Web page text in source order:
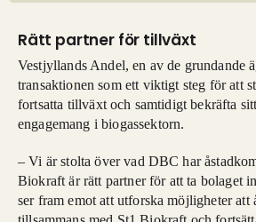
Rätt partner för tillväxt
Vestjyllands Andel, en av de grundande
transaktionen som ett viktigt steg för att
fortsatta tillväxt och samtidigt bekräfta
engagemang i biogassektorn.
– Vi är stolta över vad DBC har
Biokraft är rätt partner för att ta bolaget
ser fram emot att utforska möjligheter att